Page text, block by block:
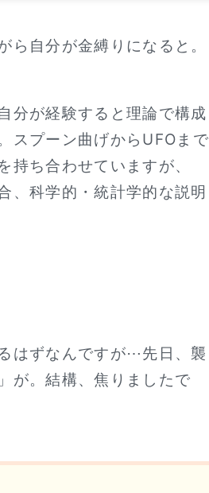
自分が金縛りになると。
分が経験すると理論で構成
スプーン曲げからUFOまで
ち合わせていますが、
、科学的・統計学的な説明
はずなんですが⋯先日、襲
が。結構、焦りましたで